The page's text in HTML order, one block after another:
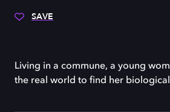
SAVE
Living in a commune, a young
the real world to find her